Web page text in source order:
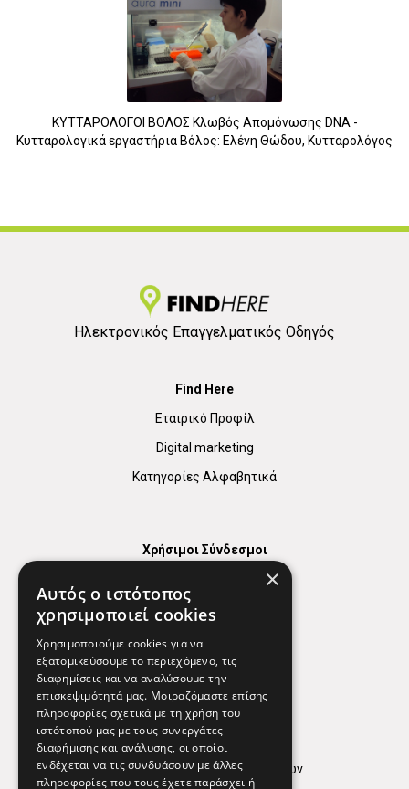
ΚΥΤΤΑΡΟΛΟΓΟΙ ΒΟΛΟΣ Κλωβός Απομόνωσης DNA -
Κυτταρολογικά εργαστήρια Βόλος: Ελένη Θώδου, Κυτταρολόγος
Ηλεκτρονικός Επαγγελματικός Οδηγός
Find Here
Εταιρικό Προφίλ
Digital marketing
Κατηγορίες Αλφαβητικά
Χρήσιμοι Σύνδεσμοι
Χρήσιμα Τηλέφωνα
Εφημερεύοντα Φαρμακεία
Απόρρητο
Όροι Χρήσης
Πολιτική προστασίας δεδομένων
×
Αυτός ο ιστότοπος
χρησιμοποιεί cookies
Χρησιμοποιούμε cookies για να
εξατομικεύσουμε το περιεχόμενο, τις
διαφημίσεις και να αναλύσουμε την
επισκεψιμότητά μας. Μοιραζόμαστε επίσης
πληροφορίες σχετικά με τη χρήση του
ιστότοπού μας με τους συνεργάτες
διαφήμισης και ανάλυσης, οι οποίοι
ενδέχεται να τις συνδυάσουν με άλλες
πληροφορίες που τους έχετε παράσχει ή